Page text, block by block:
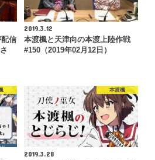
配信
2019.3.12
本渡楓と天津向の本渡上陸作戦
#150（2019年02月12日）
本渡楓
2019.3.28